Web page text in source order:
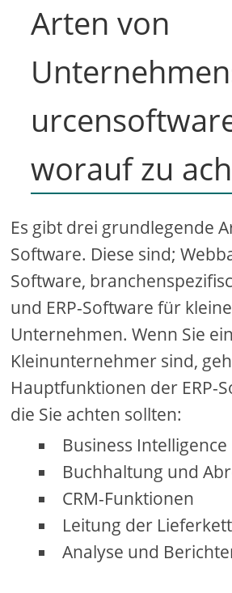
Arten von
worauf zu
Es gibt drei grundlegende
Software. Diese sind;
Software,
und ERP-Software für kleine
Unternehmen. Wenn Sie ein
Kleinunternehmer sind,
Hauptfunktionen der ERP-
die Sie achten sollten:
Business Intelligence
Buchhaltung und
CRM-Funktionen
Leitung der
Analyse und